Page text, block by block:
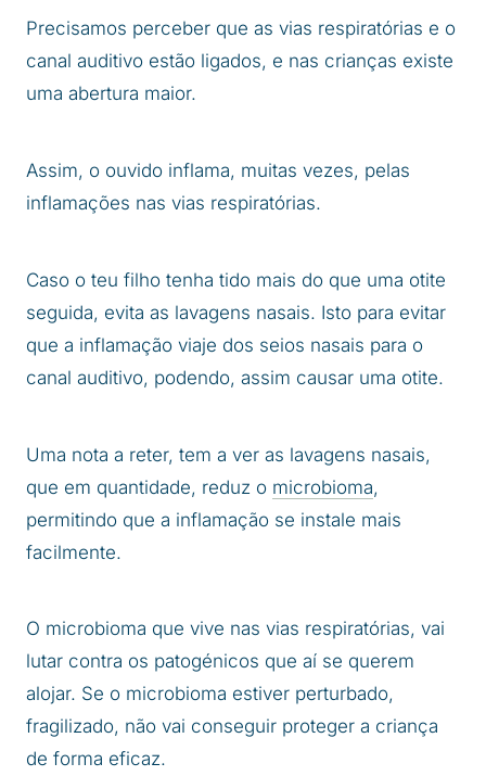
Precisamos perceber que as vias respiratórias e o
canal auditivo estão ligados, e nas crianças existe
uma abertura maior.
Assim, o ouvido inflama, muitas vezes, pelas
inflamações nas vias respiratórias.
Caso o teu filho tenha tido mais do que uma otite
seguida, evita as lavagens nasais. Isto para evitar
que a inflamação viaje dos seios nasais para o
canal auditivo, podendo, assim causar uma otite.
Uma nota a reter, tem a ver as lavagens nasais,
que em quantidade, reduz o microbioma,
permitindo que a inflamação se instale mais
facilmente.
O microbioma que vive nas vias respiratórias, vai
lutar contra os patogénicos que aí se querem
alojar. Se o microbioma estiver perturbado,
fragilizado, não vai conseguir proteger a criança
de forma eficaz.